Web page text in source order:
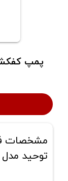
مشخصات
توحید مدل T70-12.5Amper-1.1/4Inch